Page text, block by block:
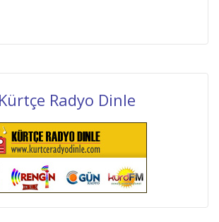
Radyo Dinle